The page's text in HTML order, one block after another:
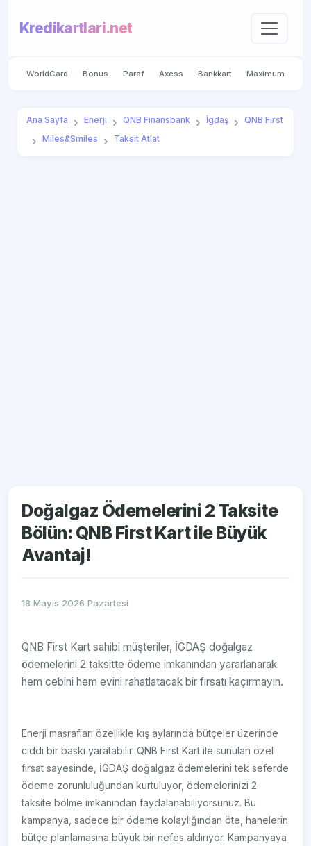
Kredikartlari.net
WorldCard Bonus Paraf Axess Bankkart Maximum
Ana Sayfa Enerji QNB Finansbank İgdaş
QNB First
Miles&Smiles
Taksit Atlat
Doğalgaz Ödemelerini 2 Taksite
Bölün: QNB First Kart ile Büyük
Avantaj!
18 Mayıs 2026 Pazartesi
QNB First Kart sahibi müşteriler, İGDAŞ doğalgaz
ödemelerini 2 taksitte ödeme imkanından yararlanarak
hem cebini hem evini rahatlatacak bir fırsatı kaçırmayın.
Enerji masrafları özellikle kış aylarında bütçeler üzerinde
ciddi bir baskı yaratabilir. QNB First Kart ile sunulan özel
fırsat sayesinde, İGDAŞ doğalgaz ödemelerini tek seferde
ödeme zorunluluğundan kurtuluyor, ödemelerinizi 2
taksite bölme imkanından faydalanabiliyorsunuz. Bu
kampanya, sadece bir ödeme kolaylığından öte, hanelerin
bütçe planlamasına büyük bir nefes aldırıyor. Kampanyaya